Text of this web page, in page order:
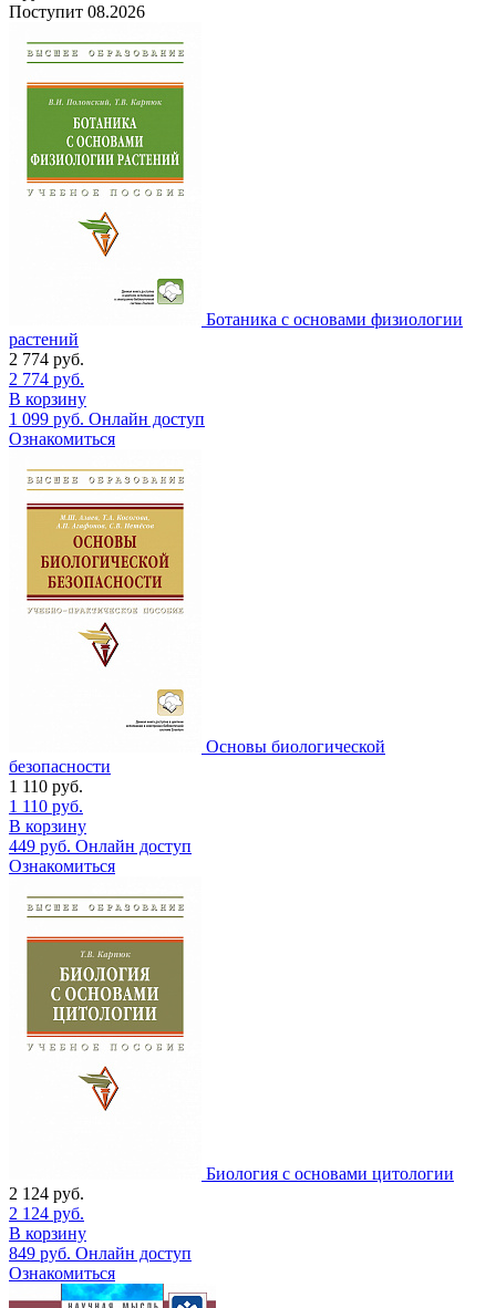
Поступит 08.2026
Ботаника с основами физиологии
растений
2 774 руб.
2 774 руб.
В корзину
1 099 руб. Онлайн доступ
Ознакомиться
Основы биологической
безопасности
1 110 руб.
1 110 руб.
В корзину
449 руб. Онлайн доступ
Ознакомиться
Биология с основами цитологии
2 124 руб.
2 124 руб.
В корзину
849 руб. Онлайн доступ
Ознакомиться